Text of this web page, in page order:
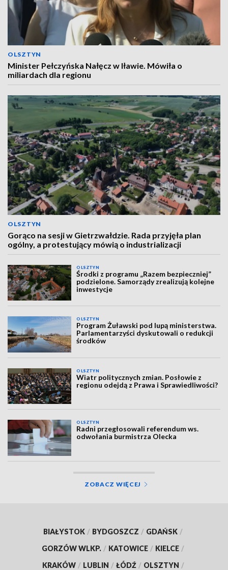
OLSZTYN
Minister Pełczyńska Nałęcz w Iławie. Mówiła o
miliardach dla regionu
OLSZTYN
Gorąco na sesji w Gietrzwałdzie. Rada przyjęła plan
ogólny, a protestujący mówią o industrializacji
OLSZTYN
Środki z programu „Razem bezpieczniej”
podzielone. Samorządy zrealizują kolejne
inwestycje
OLSZTYN
Program Żuławski pod lupą ministerstwa.
Parlamentarzyści dyskutowali o redukcji
środków
OLSZTYN
Wiatr politycznych zmian. Posłowie z
regionu odejdą z Prawa i Sprawiedliwości?
OLSZTYN
Radni przegłosowali referendum ws.
odwołania burmistrza Olecka
ZOBACZ WIĘCEJ
BIAŁYSTOK / BYDGOSZCZ / GDAŃSK /
GORZÓW WLKP. / KATOWICE / KIELCE /
KRAKÓW / LUBLIN / ŁÓDŹ / OLSZTYN /